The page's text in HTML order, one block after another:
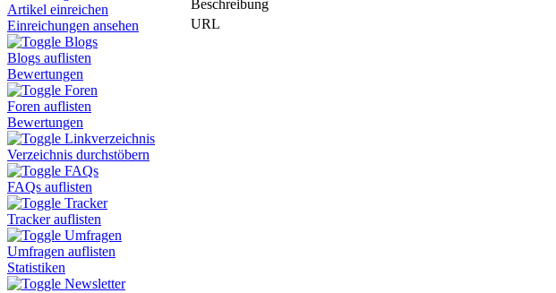
Artikel einreichen
Einreichungen ansehen
Blogs
Blogs auflisten
Bewertungen
Foren
Foren auflisten
Bewertungen
Linkverzeichnis
Verzeichnis durchstöbern
FAQs
FAQs auflisten
Tracker
Tracker auflisten
Umfragen
Umfragen auflisten
Statistiken
Newsletter
Beschreibung
URL